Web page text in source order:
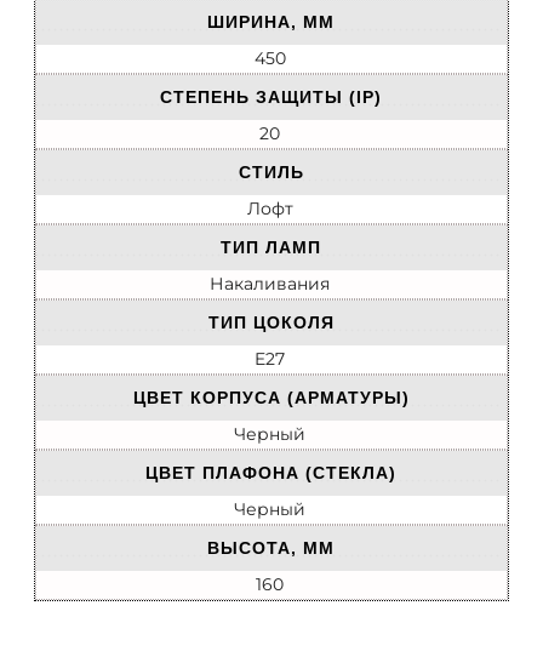
ШИРИНА, ММ
450
СТЕПЕНЬ ЗАЩИТЫ (IP)
20
СТИЛЬ
Лофт
ТИП ЛАМП
Накаливания
ТИП ЦОКОЛЯ
E27
ЦВЕТ КОРПУСА (АРМАТУРЫ)
Черный
ЦВЕТ ПЛАФОНА (СТЕКЛА)
Черный
ВЫСОТА, ММ
160